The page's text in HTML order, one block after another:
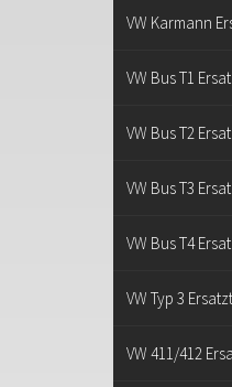
VW Karmann
VW Bus T1
VW Bus T2
VW Bus T3
VW Bus T4
VW Typ 3
VW 411/412